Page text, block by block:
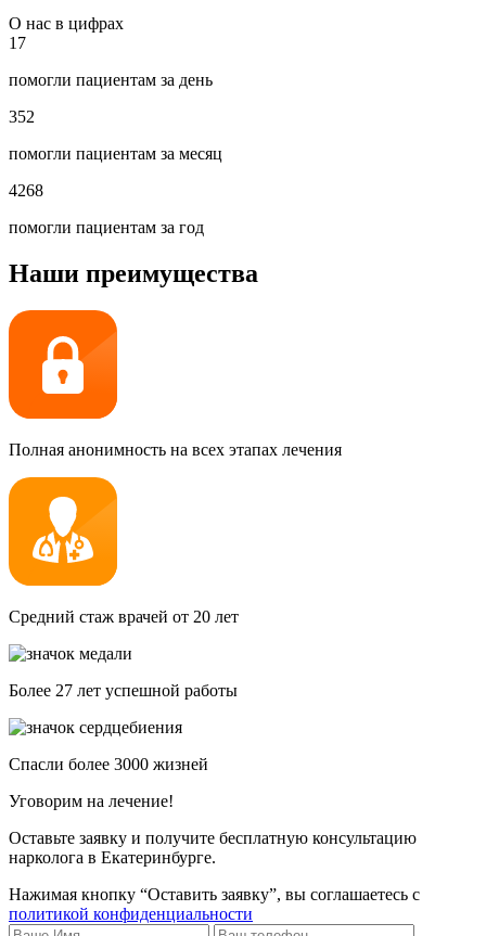
О нас в цифрах
17
помогли пациентам за день
352
помогли пациентам за месяц
4268
помогли пациентам за год
Наши преимущества
Полная анонимность на всех этапах лечения
Средний стаж врачей от 20 лет
Более 27 лет успешной работы
Спасли более 3000 жизней
Уговорим на лечение!
Оставьте заявку и получите бесплатную консультацию
нарколога в Екатеринбурге.
Нажимая кнопку “Оставить заявку”, вы соглашаетесь с
политикой конфиденциальности